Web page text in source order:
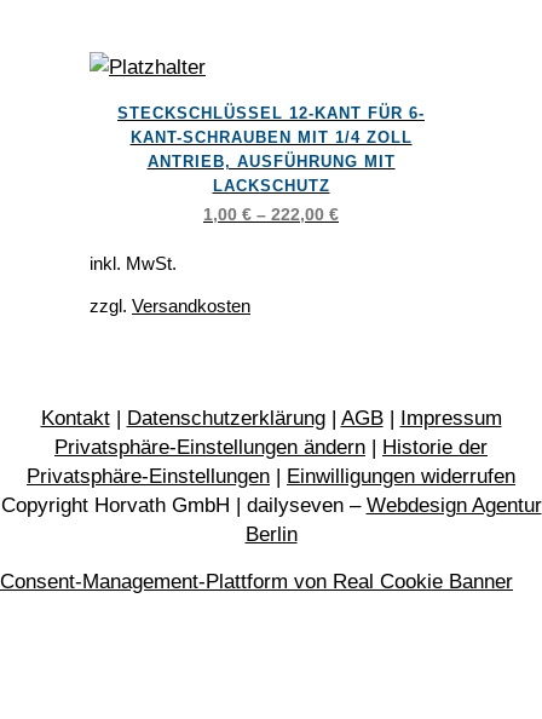
Produkt
auf.
Optionen
der
Produktseite
gewählt
werden
STECKSCHLÜSSEL 12-KANT FÜR 6-
KANT-SCHRAUBEN MIT 1/4 ZOLL
ANTRIEB, AUSFÜHRUNG MIT
LACKSCHUTZ
1,00 € – 222,00 €
inkl. MwSt.
zzgl. Versandkosten
Kontakt| Datenschutzerklärung| AGB|
Impressum
Privatsphäre-Einstellungen ändern
Historie der
Privatsphäre-Einstellungen
Einwilligungen widerrufen
Copyright Horvath GmbH | dailyseven – Webdesign Agentur
Berlin
Consent-Management-Plattform von Real Cookie Banner